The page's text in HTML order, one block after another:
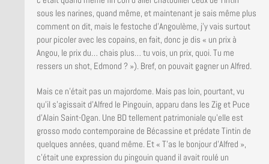
sous les narines, quand même, et maintenant je sais même plus
comment on dit, mais le festoche d’Angoulème, j’y vais surtout
pour picoler avec les copains, en fait, donc je dis « un prix à
Angou, le prix du… chais plus… tu vois, un prix, quoi. Tu me
ressers un shot, Edmond ? »). Bref, on pouvait gagner un Alfred.
Mais ce n’était pas un majordome. Mais pas loin, pourtant, vu
qu’il s’agissait d’Alfred le Pingouin, apparu dans les Zig et Puce
d’Alain Saint-Ogan. Une BD tellement patrimoniale qu’elle est
grosso modo contemporaine de Bécassine et prédate Tintin de
quelques années, quand même. Et « T’as le bonjour d’Alfred »,
c’était une expression du pingouin quand il avait roulé un